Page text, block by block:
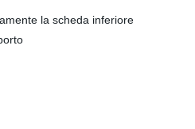
la scheda inferiore